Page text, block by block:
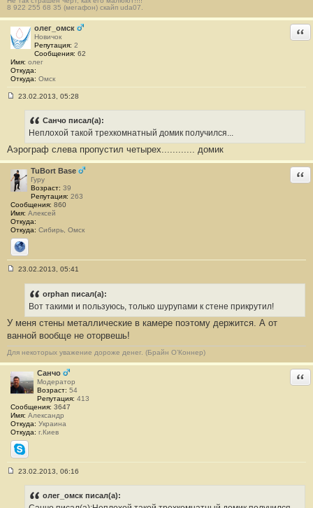
7
8 922 255 68 35 (мегафон) скайп uda07.
олег_омск
Новичок
Репутация: 2
Сообщения: 62
Имя: олег
Откуда:
Откуда: Омск
н
и
е
#
8
23.02.2013, 05:28
Санчо писал(а):
Неплохой такой трехкомнатный домик получился...
Аэрограф слева пропустил четырех............ домик
TuBort Base
Гуру
Возраст: 39
Репутация: 263
Сообщения: 860
Имя: Алексей
Откуда:
Откуда: Сибирь, Омск
Сайт
н
и
#
23.02.2013, 05:41
orphan писал(а):
Вот такими и пользуюсь, только шурупами к стене прикрутил!
У меня стены металлические в камере поэтому держится. А от
ванной вообще не оторвешь!
Для некоторых уважение дороже денег. (Брайн О’Коннер)
Санчо
Модератор
Возраст: 54
Репутация: 413
Сообщения: 3647
Имя: Александр
Откуда: Украина
Откуда: г.Киев
Skype
23.02.2013, 06:16
олег_омск писал(а):